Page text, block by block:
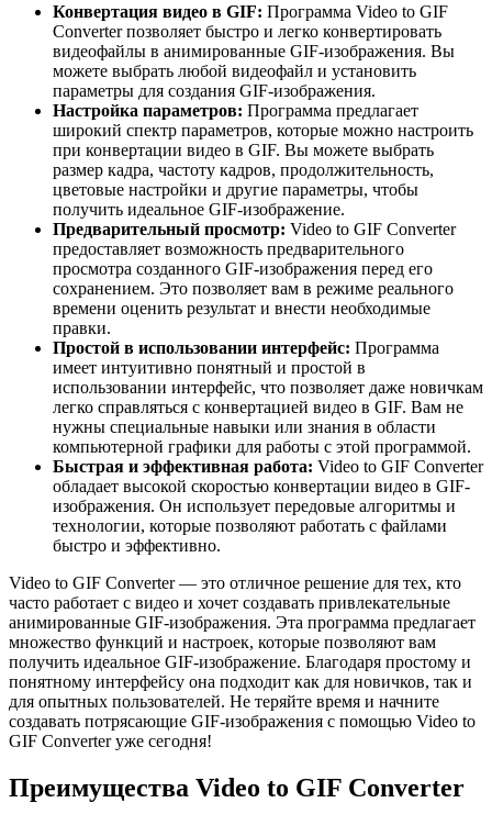
Конвертация видео в GIF: Программа Video to GIF
Converter позволяет быстро и легко конвертировать
видеофайлы в анимированные GIF-изображения. Вы
можете выбрать любой видеофайл и установить
параметры для создания GIF-изображения.
Настройка параметров: Программа предлагает
широкий спектр параметров, которые можно настроить
при конвертации видео в GIF. Вы можете выбрать
размер кадра, частоту кадров, продолжительность,
цветовые настройки и другие параметры, чтобы
получить идеальное GIF-изображение.
Предварительный просмотр: Video to GIF Converter
предоставляет возможность предварительного
просмотра созданного GIF-изображения перед его
сохранением. Это позволяет вам в режиме реального
времени оценить результат и внести необходимые
правки.
Простой в использовании интерфейс: Программа
имеет интуитивно понятный и простой в
использовании интерфейс, что позволяет даже новичкам
легко справляться с конвертацией видео в GIF. Вам не
нужны специальные навыки или знания в области
компьютерной графики для работы с этой программой.
Быстрая и эффективная работа: Video to GIF Converter
обладает высокой скоростью конвертации видео в GIF-
изображения. Он использует передовые алгоритмы и
технологии, которые позволяют работать с файлами
быстро и эффективно.
Video to GIF Converter — это отличное решение для тех, кто
часто работает с видео и хочет создавать привлекательные
анимированные GIF-изображения. Эта программа предлагает
множество функций и настроек, которые позволяют вам
получить идеальное GIF-изображение. Благодаря простому и
понятному интерфейсу она подходит как для новичков, так и
для опытных пользователей. Не теряйте время и начните
создавать потрясающие GIF-изображения с помощью Video to
GIF Converter уже сегодня!
Преимущества Video to GIF Converter